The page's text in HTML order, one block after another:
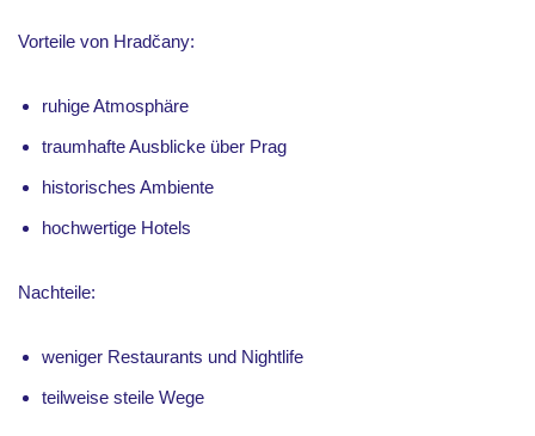
Vorteile von Hradčany:
ruhige Atmosphäre
traumhafte Ausblicke über Prag
historisches Ambiente
hochwertige Hotels
Nachteile:
weniger Restaurants und Nightlife
teilweise steile Wege